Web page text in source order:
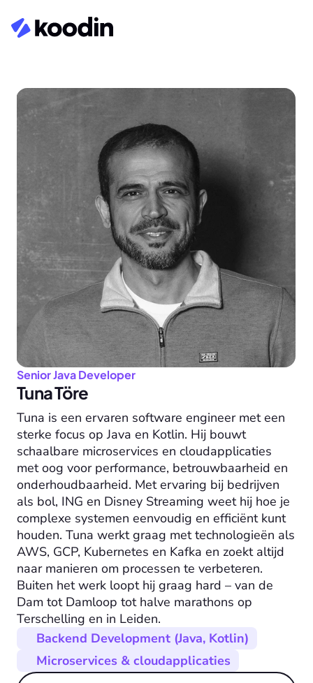
Senior Java Developer
Tuna Töre
Tuna is een ervaren software engineer met een
sterke focus op Java en Kotlin. Hij bouwt
schaalbare microservices en cloudapplicaties
met oog voor performance, betrouwbaarheid en
onderhoudbaarheid. Met ervaring bij bedrijven
als bol, ING en Disney Streaming weet hij hoe je
complexe systemen eenvoudig en efficiënt kunt
houden. Tuna werkt graag met technologieën als
AWS, GCP, Kubernetes en Kafka en zoekt altijd
naar manieren om processen te verbeteren.
Buiten het werk loopt hij graag hard – van de
Dam tot Damloop tot halve marathons op
Terschelling en in Leiden.
Backend Development (Java, Kotlin)
Microservices & cloudapplicaties